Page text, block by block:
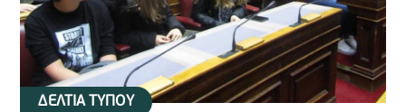
ΔΕΛΤΙΑ ΤΥΠΟΥ